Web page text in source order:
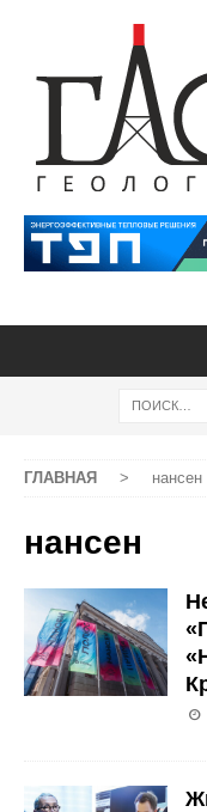
ГЛАВНАЯ > нансен
нансен